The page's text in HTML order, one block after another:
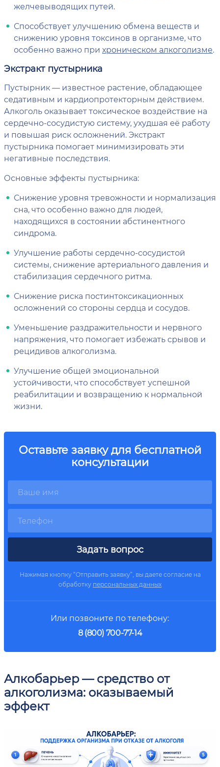
желчевыводящих путей.
Способствует улучшению обмена веществ и
снижению уровня токсинов в организме, что
особенно важно при хроническом алкоголизме.
Экстракт пустырника
Пустырник — известное растение, обладающее
седативным и кардиопротекторным действием.
Алкоголь оказывает токсическое воздействие на
сердечно-сосудистую систему, ухудшая её работу
и повышая риск осложнений. Экстракт
пустырника помогает минимизировать эти
негативные последствия.
Основные эффекты пустырника:
Снижение уровня тревожности и нормализация
сна, что особенно важно для людей,
находящихся в состоянии абстинентного
синдрома.
Улучшение работы сердечно-сосудистой
системы, снижение артериального давления и
стабилизация сердечного ритма.
Снижение риска постинтоксикационных
осложнений со стороны сердца и сосудов.
Уменьшение раздражительности и нервного
напряжения, что помогает избежать срывов и
рецидивов алкоголизма.
Улучшение общей эмоциональной
устойчивости, что способствует успешной
реабилитации и возвращению к нормальной
жизни.
Оставьте заявку для бесплатной
консультации
Задать вопрос
Нажимая кнопку “Отправить заявку”, вы даете согласие на
обработку персональных данных
Или позвоните по телефону:
8 (800) 700-77-14
Алкобарьер — средство от
алкоголизма: оказываемый
эффект